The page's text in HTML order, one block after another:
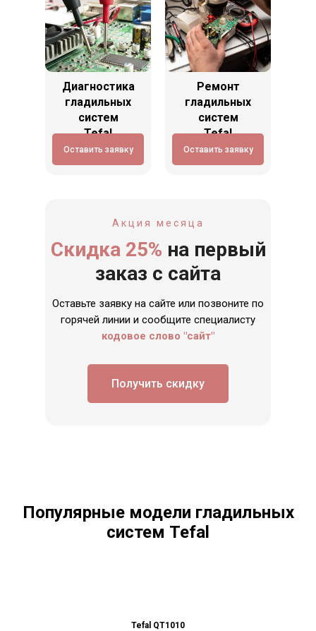
Диагностика
гладильных
систем
Tefal
Оставить заявку
Ремонт
гладильных
систем
Tefal
Оставить заявку
Скидка 25% на первый
заказ с сайта
Акция месяца
Оставьте заявку на сайте или позвоните по
горячей линии и сообщите специалисту
кодовое слово "сайт"
Получить скидку
Популярные модели гладильных
систем Tefal
Tefal QT1010